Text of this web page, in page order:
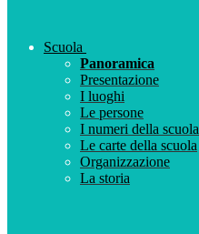
Scuola
Panoramica
Presentazione
I luoghi
Le persone
I numeri della scuola
Le carte della scuola
Organizzazione
La storia